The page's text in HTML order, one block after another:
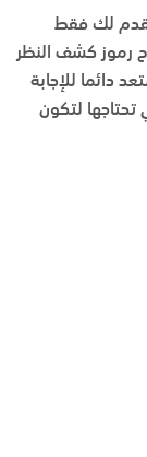
لك فقط
رموز كشف النظر
دائما للإجابة
لتكون